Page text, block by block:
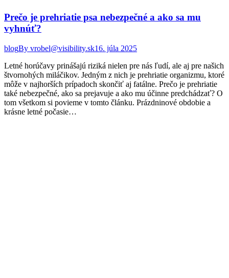
Prečo je prehriatie psa nebezpečné a ako sa mu
vyhnúť?
blogBy vrobel@visibility.sk16. júla 2025
Letné horúčavy prinášajú riziká nielen pre nás ľudí, ale aj pre našich
štvornohých miláčikov. Jedným z nich je prehriatie organizmu, ktoré
môže v najhorších prípadoch skončiť aj fatálne. Prečo je prehriatie
také nebezpečné, ako sa prejavuje a ako mu účinne predchádzať? O
tom všetkom si povieme v tomto článku. Prázdninové obdobie a
krásne letné počasie…